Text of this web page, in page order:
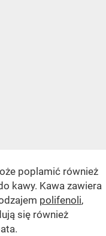
poplamić również
kawy. Kawa zawiera
polifenoli,
się również